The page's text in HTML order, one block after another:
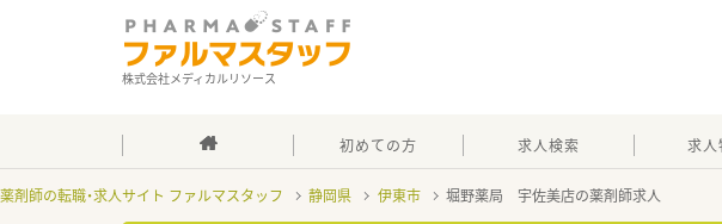
株式会社メディカルリソース
初めての方 求人検索 求人
薬剤師の転職・求人サイト ファルマスタッフ 静岡県 伊東市 堀野薬局 宇佐美店の薬剤師求人